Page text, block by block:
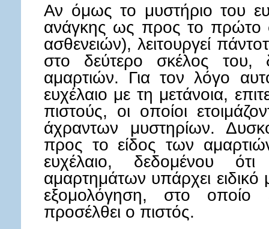
Αν όμως το μυστήριο του
ανάγκης ως προς το πρώτο
ασθενειών), λειτουργεί
στο δεύτερο σκέλος
αμαρτιών. Για τον λόγο
ευχέλαιο με τη μετάνοια,
πιστούς, οι οποίοι
άχραντων μυστηρίων.
προς το είδος των
ευχέλαιο, δεδομένου
αμαρτημάτων υπάρχει ειδικό
εξομολόγηση, στο οποίο
προσέλθει ο πιστός.